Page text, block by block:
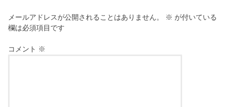
メールアドレスが公開されることはありません。 ※ が付いている
欄は必須項目です
コメント ※